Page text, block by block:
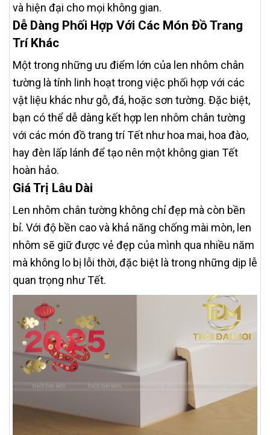
và hiện đại cho mọi không gian.
Dễ Dàng Phối Hợp Với Các Món Đồ Trang
Trí Khác
Một trong những ưu điểm lớn của len nhôm chân
tường là tính linh hoạt trong việc phối hợp với các
vật liệu khác như gỗ, đá, hoặc sơn tường. Đặc biệt,
bạn có thể dễ dàng kết hợp len nhôm chân tường
với các món đồ trang trí Tết như hoa mai, hoa đào,
hay đèn lấp lánh để tạo nên một không gian Tết
hoàn hảo.
Giá Trị Lâu Dài
Len nhôm chân tường không chỉ đẹp mà còn bền
bỉ. Với độ bền cao và khả năng chống mài mòn, len
nhôm sẽ giữ được vẻ đẹp của mình qua nhiều năm
mà không lo bị lỗi thời, đặc biệt là trong những dịp lễ
quan trọng như Tết.